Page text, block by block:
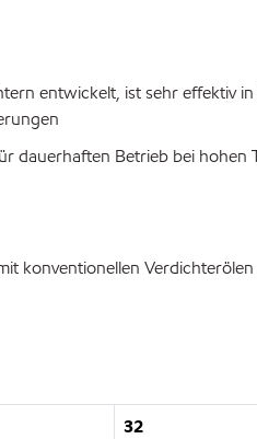
entwickelt, ist sehr effektiv
Betrieb bei hohen
32